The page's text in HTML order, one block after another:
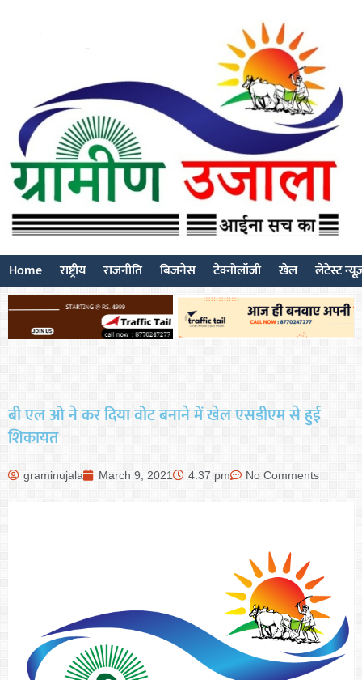
Home राष्ट्रीय राजनीति बिजनेस टेक्नोलॉजी खेल लेटेस्ट
बी एल ओ ने कर दिया वोट बनाने में खेल एसडीएम से हुई
शिकायत
graminujala March 9, 2021 4:37 pm No Comments